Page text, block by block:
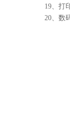
19、打
20、数